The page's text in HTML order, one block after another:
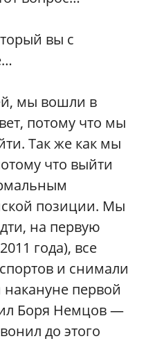
вы с
мы вошли в
потому что мы
Так же как мы
что выйти
позиции. Мы
на первую
года), все
и снимали
первой
Боря Немцов —
до этого